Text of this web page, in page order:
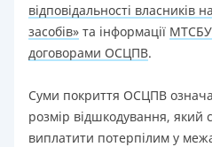
відповідальності власників
засобів» та інформації МТСБУ
договорами ОСЦПВ.
Суми покриття ОСЦПВ
розмір відшкодування, який
виплатити потерпілим у